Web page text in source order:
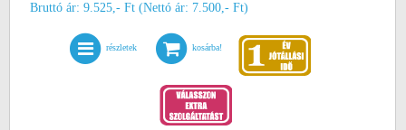
Bruttó ár: 9.525,- Ft (Nettó ár: 7.500,- Ft)
részletek kosárba!